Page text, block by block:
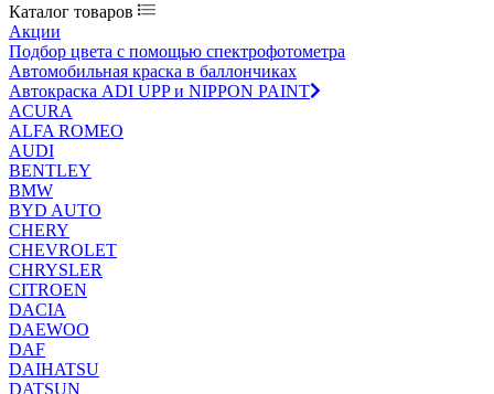
Каталог товаров
Акции
Подбор цвета с помощью спектрофотометра
Автомобильная краска в баллончиках
Автокраска ADI UPP и NIPPON PAINT
ACURA
ALFA ROMEO
AUDI
BENTLEY
BMW
BYD AUTO
CHERY
CHEVROLET
CHRYSLER
CITROEN
DACIA
DAEWOO
DAF
DAIHATSU
DATSUN